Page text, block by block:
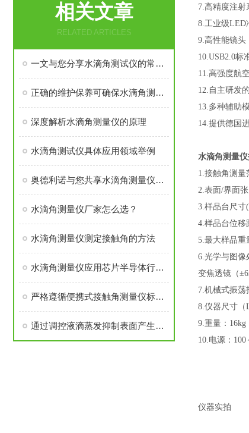
相关文章
RELATED ARTICLES
一文与您分享水滴角测试仪的常见故障相应解决方法
正确的维护保养可确保水滴角测试仪测试结果的准确性
深度解析水滴角测量仪的原理
水滴角测试仪具体应用领域举例
奥德利诺与您共享水滴角测量仪操作“四步走”
水滴角测量仪厂家怎么选？
水滴角测量仪测定接触角的方法
水滴角测量仪应用芯片半导体行业（晶圆wafer）的关键技术要点
严格遵循便携式接触角测量仪标准化操作流程为材料表面性能评估提供有效依据
通过调控液滴蒸发抑制表面产生咖啡环效应实现微粒均匀沉积
7.高精度注射
8.工业级LED
9.高性能镜头
10.USB2.0标
11.高强度航
12.自主研发
13.多种辅助
14.提供德国
水滴角测量仪
1.接触角测量
2.表面/界面
3.样品台尺寸
4.样品台位移
5.最大样品重
6.光学与图像
变焦透镜（
7.机械式振荡
8.仪器尺寸（
9.重量：16kg
10.电源：100
仪器实拍